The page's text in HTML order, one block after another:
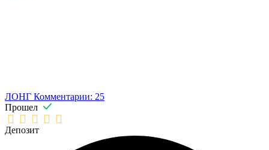
ЛОНГ Комментарии: 25
Прошел
Депозит